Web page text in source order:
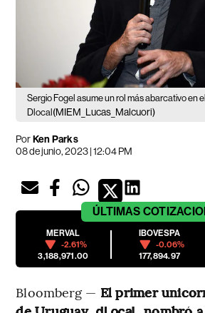
Sergio Fogel asume un rol más abarcativo en
Dlocal (MIEM_Lucas_Malcuori)
PorKen Parks
08 de junio, 2023 | 12:04 PM
ÚLTIMAS
MERVAL
-2.61%
3,188,971.00
IBOVESPA
-0.06%
177,894.97
Bloomberg — El primer